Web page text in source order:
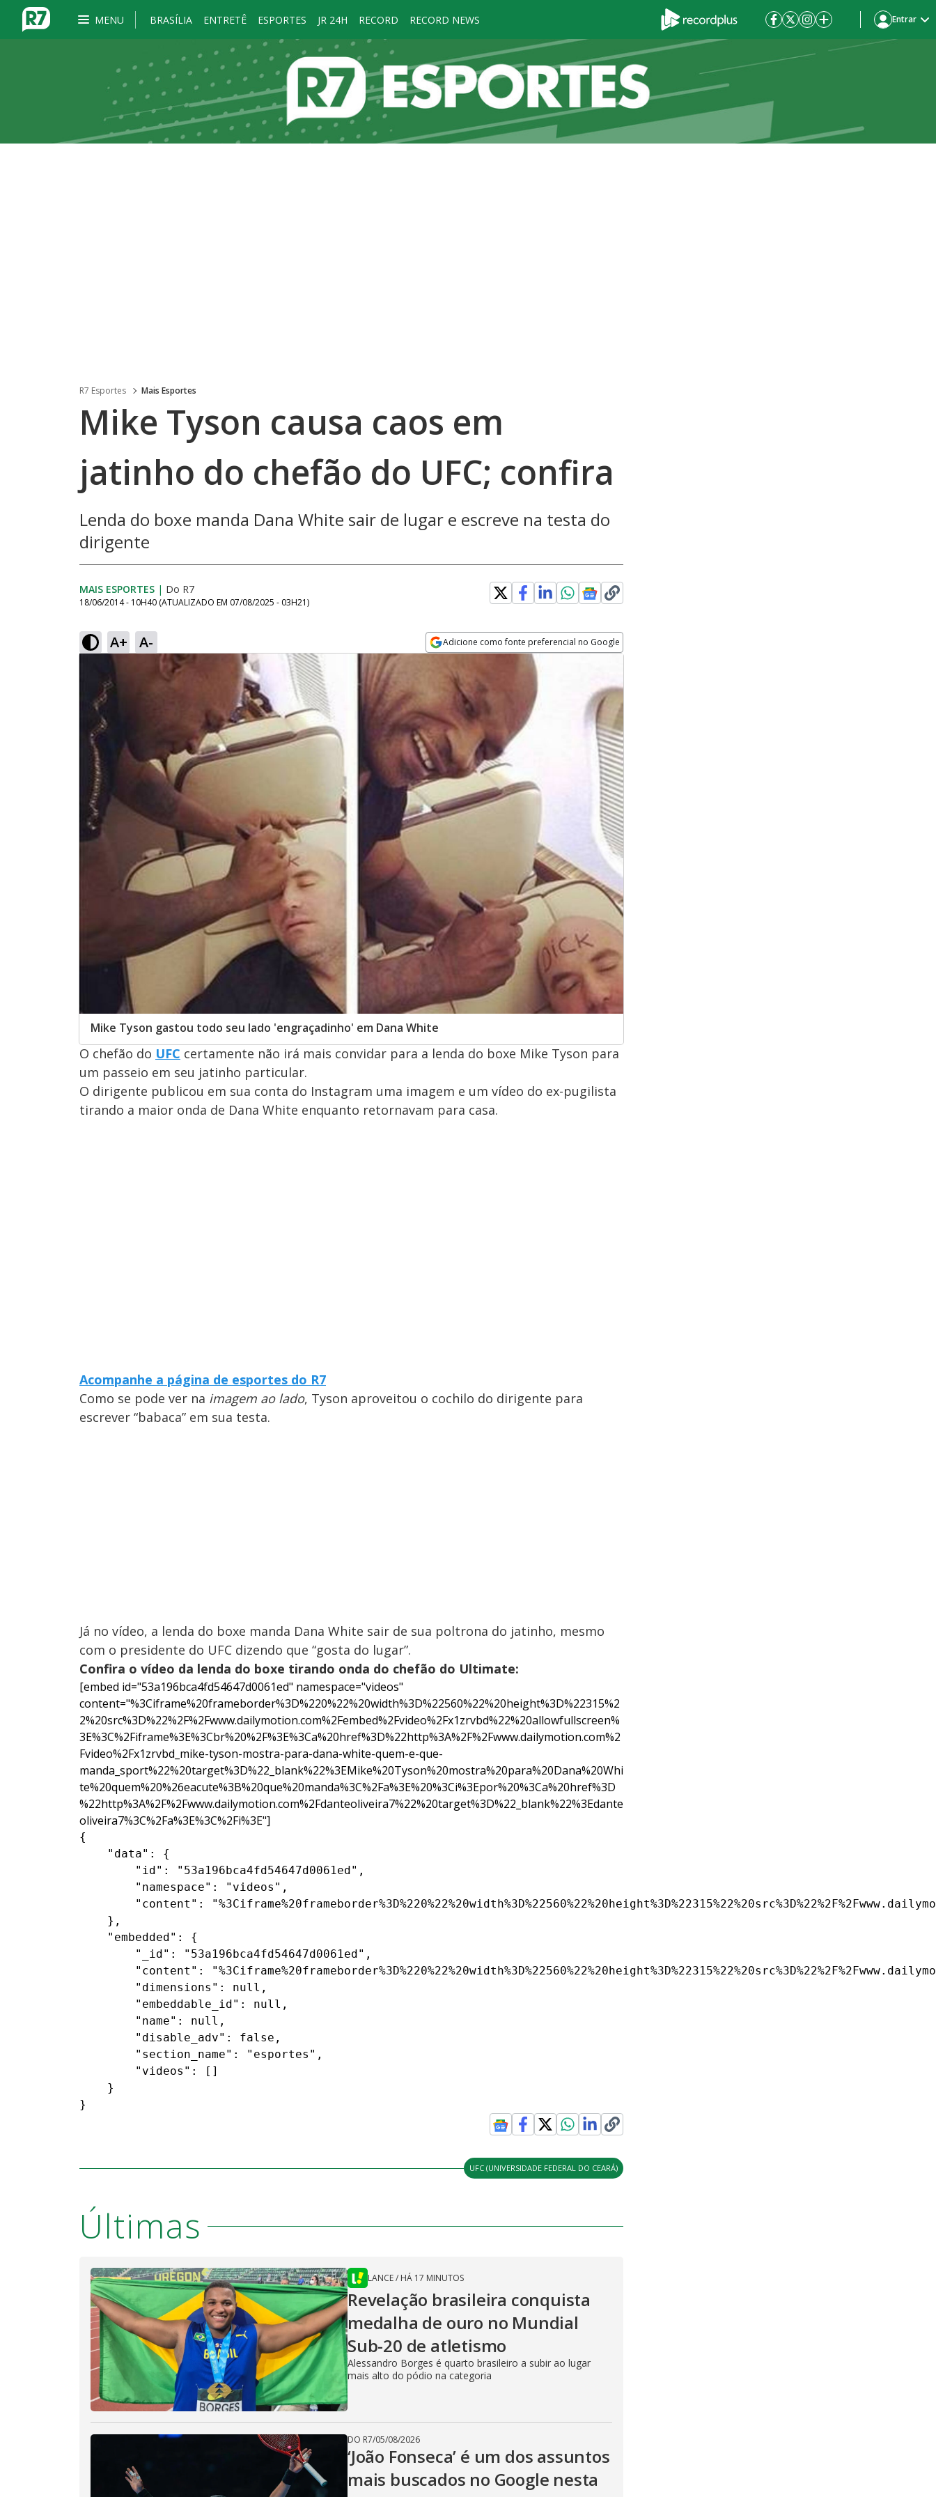
MENU BRASÍLIA ENTRETÊ ESPORTES JR 24H RECORD RECORD NEWS Entrar
R7 Esportes Mais Esportes
Mike Tyson causa caos em
jatinho do chefão do UFC; confira
Lenda do boxe manda Dana White sair de lugar e escreve na testa do
dirigente
MAIS ESPORTES | Do R7
18/06/2014 - 10H40 (ATUALIZADO EM 07/08/2025 - 03H21)
A+ A- Adicione como fonte preferencial no Google
Opens in new window
Mike Tyson gastou todo seu lado 'engraçadinho' em Dana White
O chefão do UFC certamente não irá mais convidar para a lenda do boxe Mike Tyson para
um passeio em seu jatinho particular.
O dirigente publicou em sua conta do Instagram uma imagem e um vídeo do ex-pugilista
tirando a maior onda de Dana White enquanto retornavam para casa.
Acompanhe a página de esportes do R7
Como se pode ver na imagem ao lado, Tyson aproveitou o cochilo do dirigente para
escrever “babaca” em sua testa.
Já no vídeo, a lenda do boxe manda Dana White sair de sua poltrona do jatinho, mesmo
com o presidente do UFC dizendo que “gosta do lugar”.
Confira o vídeo da lenda do boxe tirando onda do chefão do Ultimate:
[embed id="53a196bca4fd54647d0061ed" namespace="videos"
content="%3Ciframe%20frameborder%3D%220%22%20width%3D%22560%22%20height%3D%22315%2
2%20src%3D%22%2F%2Fwww.dailymotion.com%2Fembed%2Fvideo%2Fx1zrvbd%22%20allowfullscreen%
3E%3C%2Fiframe%3E%3Cbr%20%2F%3E%3Ca%20href%3D%22http%3A%2F%2Fwww.dailymotion.com%2
Fvideo%2Fx1zrvbd_mike-tyson-mostra-para-dana-white-quem-e-que-
manda_sport%22%20target%3D%22_blank%22%3EMike%20Tyson%20mostra%20para%20Dana%20Whi
te%20quem%20%26eacute%3B%20que%20manda%3C%2Fa%3E%20%3Ci%3Epor%20%3Ca%20href%3D
%22http%3A%2F%2Fwww.dailymotion.com%2Fdanteoliveira7%22%20target%3D%22_blank%22%3Edante
oliveira7%3C%2Fa%3E%3C%2Fi%3E"]
{
    "data": {
        "id": "53a196bca4fd54647d0061ed",
        "namespace": "videos",
"content":
    },
    "embedded": {
        "_id": "53a196bca4fd54647d0061ed",
"content":
        "dimensions": null,
        "embeddable_id": null,
        "name": null,
        "disable_adv": false,
        "section_name": "esportes",
        "videos": []
    }
}
UFC (UNIVERSIDADE FEDERAL DO CEARÁ)
Últimas
LANCE/ HÁ 17 MINUTOS
Revelação brasileira conquista
medalha de ouro no Mundial
Sub-20 de atletismo
Alessandro Borges é quarto brasileiro a subir ao lugar
mais alto do pódio na categoria
DO R7/05/08/2026
‘João Fonseca’ é um dos assuntos
mais buscados no Google nesta